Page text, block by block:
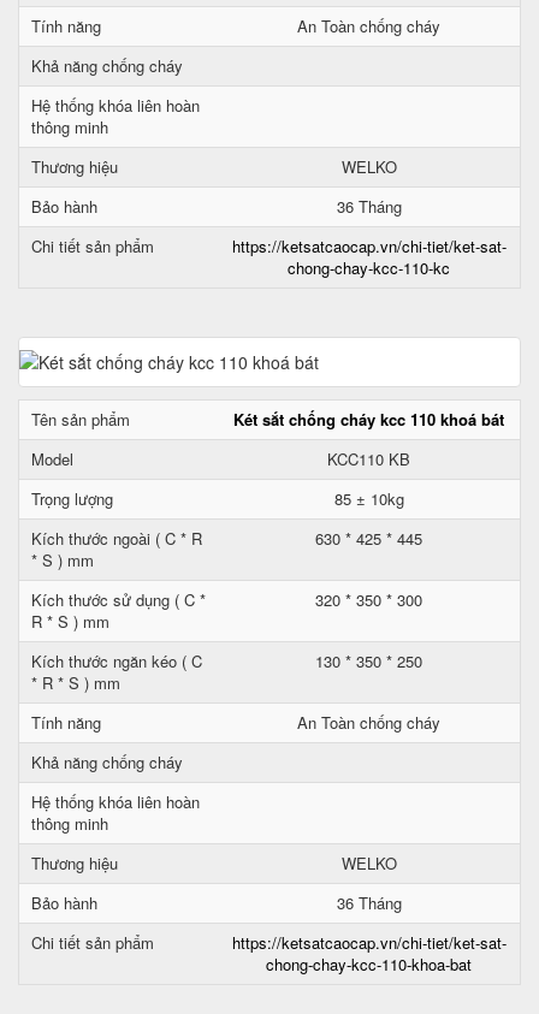
Tính năng
An Toàn chống cháy
Khả năng chống cháy
Hệ thống khóa liên hoàn
thông minh
Thương hiệu
WELKO
Bảo hành
36 Tháng
Chi tiết sản phẩm
https://ketsatcaocap.vn/chi-tiet/ket-sat-
chong-chay-kcc-110-kc
Tên sản phẩm
Két sắt chống cháy kcc 110 khoá bát
Model
KCC110 KB
Trọng lượng
85 ± 10kg
Kích thước ngoài ( C * R
* S ) mm
630 * 425 * 445
Kích thước sử dụng ( C *
R * S ) mm
320 * 350 * 300
Kích thước ngăn kéo ( C
* R * S ) mm
130 * 350 * 250
Tính năng
An Toàn chống cháy
Khả năng chống cháy
Hệ thống khóa liên hoàn
thông minh
Thương hiệu
WELKO
Bảo hành
36 Tháng
Chi tiết sản phẩm
https://ketsatcaocap.vn/chi-tiet/ket-sat-
chong-chay-kcc-110-khoa-bat